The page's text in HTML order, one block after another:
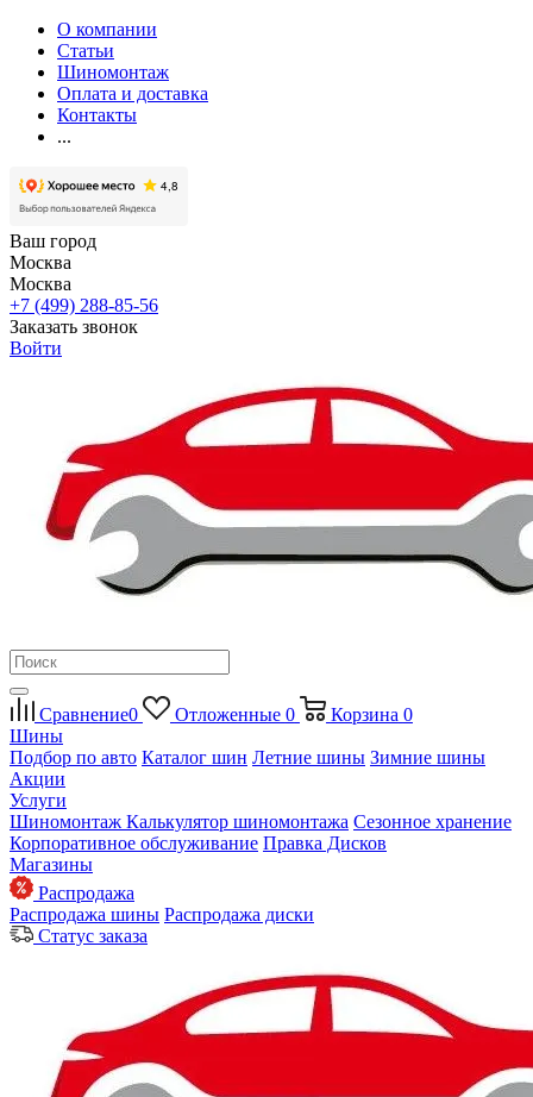
О компании
Статьи
Шиномонтаж
Оплата и доставка
Контакты
...
Ваш город
Москва
Москва
+7 (499) 288-85-56
Заказать звонок
Войти
Сравнение0 Отложенные 0 Корзина 0
Шины
Подбор по авто Каталог шин Летние шины Зимние шины
Акции
Услуги
Шиномонтаж Калькулятор шиномонтажа Сезонное хранение
Корпоративное обслуживание Правка Дисков
Магазины
Распродажа
Распродажа шины Распродажа диски
Статус заказа